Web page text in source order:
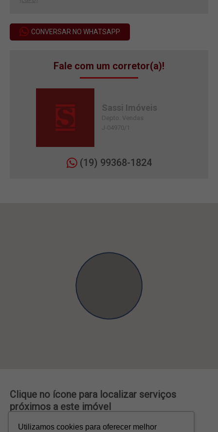
CONVERSAR NO WHATSAPP
Fale com um corretor(a)!
Sassi Imóveis
Depto. Vendas
J-04970/1
(19) 99368-1824